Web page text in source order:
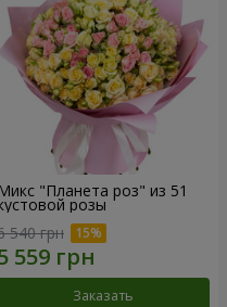
Микс "Планета роз" из 51
розы
540 грн
Заказать